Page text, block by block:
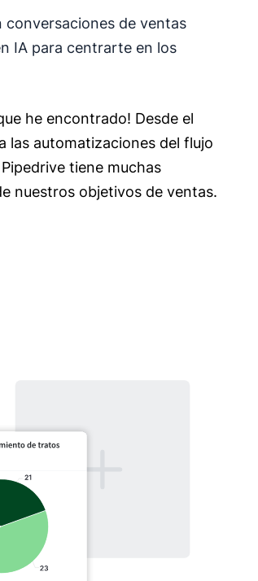
de ventas
IA para centrarte en los
he encontrado! Desde el
las automatizaciones del flujo
tiene muchas
nuestros objetivos de ventas.